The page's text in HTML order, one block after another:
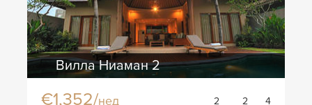
Вилла Ниаман 2
€1,352/нед 2 2 4